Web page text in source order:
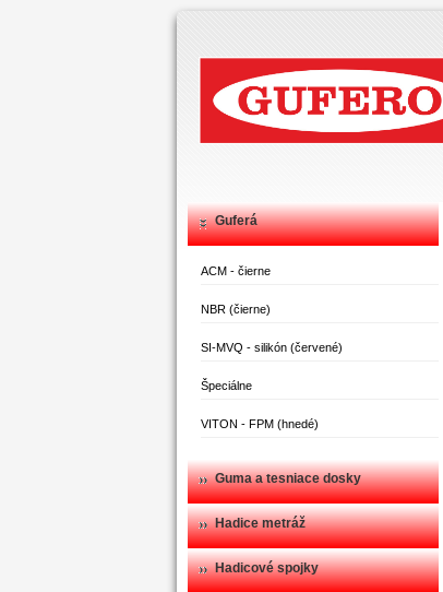
Guferá
ACM - čierne
NBR (čierne)
SI-MVQ - silikón (červené)
Špeciálne
VITON - FPM (hnedé)
Guma a tesniace dosky
Hadice metráž
Hadicové spojky